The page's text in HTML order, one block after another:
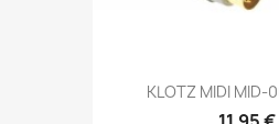
KLOTZ MIDI MID-